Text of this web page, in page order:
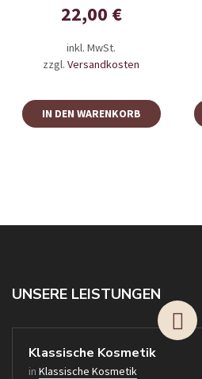
22,00 €
inkl. MwSt.
zzgl.Versandkosten
IN DEN WARENKORB
UNSERE LEISTUNGEN
Klassische Kosmetik
in Klassische Kosmetik